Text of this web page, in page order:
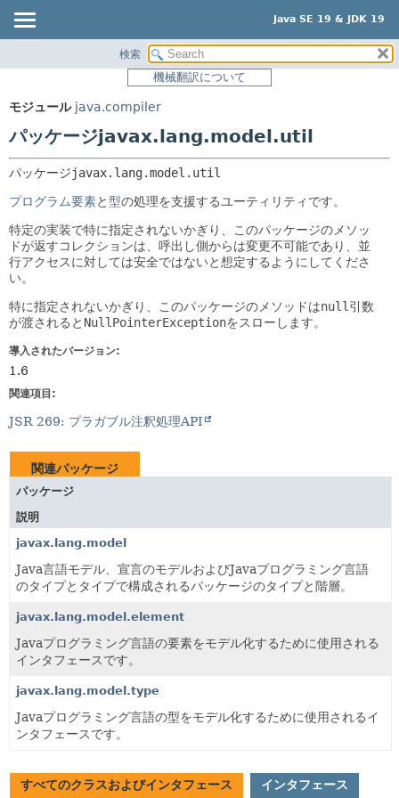
Java SE 19 & JDK 19
パッケージ
クラス
使用
ツリー
プレビュー
新規
非推奨
索引
パッケージ:
説明
クラスとインタフェース
検索
機械翻訳について
モジュール java.compiler
パッケージjavax.lang.model.util
パッケージjavax.lang.model.util
プログラム要素と型の処理を支援するユーティリティです。
特定の実装で特に指定されないかぎり、このパッケージのメソッ
ドが返すコレクションは、呼出し側からは変更不可能であり、並
行アクセスに対しては安全ではないと想定するようにしてくださ
い。
特に指定されないかぎり、このパッケージのメソッドはnull 引数
が渡されると NullPointerExceptionをスローします。
導入されたバージョン:
1.6
関連項目:
JSR 269: プラガブル注釈処理API
関連パッケージ
パッケージ
説明
javax.lang.model
Java言語モデル、宣言のモデルおよびJavaプログラミング言語
のタイプとタイプで構成されるパッケージのタイプと階層。
javax.lang.model.element
Javaプログラミング言語の要素をモデル化するために使用される
インタフェースです。
javax.lang.model.type
Javaプログラミング言語の型をモデル化するために使用されるイ
ンタフェースです。
すべてのクラスおよびインタフェース インタフェース